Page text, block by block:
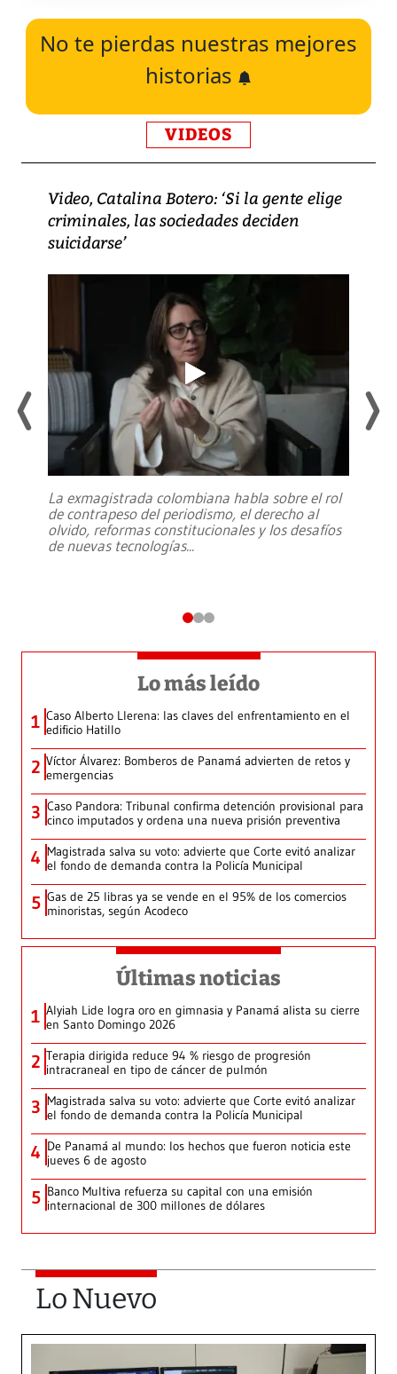
No te pierdas nuestras mejores
historias
VIDEOS
Video, Catalina Botero: ‘Si la gente elige
criminales, las sociedades deciden
suicidarse’
La exmagistrada colombiana habla sobre el rol
de contrapeso del periodismo, el derecho al
olvido, reformas constitucionales y los desafíos
de nuevas tecnologías...
Lo más leído
1 Caso Alberto Llerena: las claves del enfrentamiento en el
edificio Hatillo
2 Víctor Álvarez: Bomberos de Panamá advierten de retos y
emergencias
3 Caso Pandora: Tribunal confirma detención provisional para
cinco imputados y ordena una nueva prisión preventiva
4 Magistrada salva su voto: advierte que Corte evitó analizar
el fondo de demanda contra la Policía Municipal
5 Gas de 25 libras ya se vende en el 95% de los comercios
minoristas, según Acodeco
Últimas noticias
1 Alyiah Lide logra oro en gimnasia y Panamá alista su cierre
en Santo Domingo 2026
2 Terapia dirigida reduce 94 % riesgo de progresión
intracraneal en tipo de cáncer de pulmón
3 Magistrada salva su voto: advierte que Corte evitó analizar
el fondo de demanda contra la Policía Municipal
4 De Panamá al mundo: los hechos que fueron noticia este
jueves 6 de agosto
5 Banco Multiva refuerza su capital con una emisión
internacional de 300 millones de dólares
Lo Nuevo